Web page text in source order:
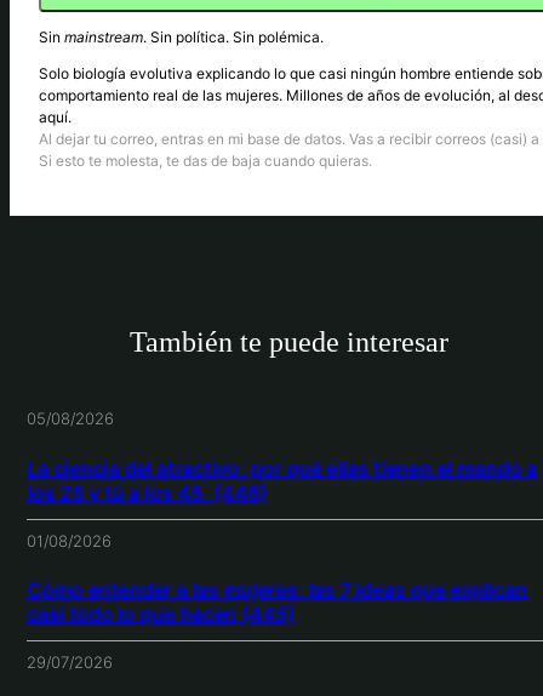
Sin mainstream. Sin política. Sin polémica.
Solo biología evolutiva explicando lo que casi ningún hombre entiende
comportamiento real de las mujeres. Millones de años de evolución, al
aquí.
Al dejar tu correo, entras en mi base de datos. Vas a recibir correos (casi)
Si esto te molesta, te das de baja cuando quieras.
También te puede interesar
05/08/2026
La ciencia del atractivo: por qué ellas tienen el mando a
los 25 y tú a los 45. (446)
01/08/2026
Cómo entender a las mujeres: las 7 ideas que explican
casi todo lo que hacen (445)
29/07/2026